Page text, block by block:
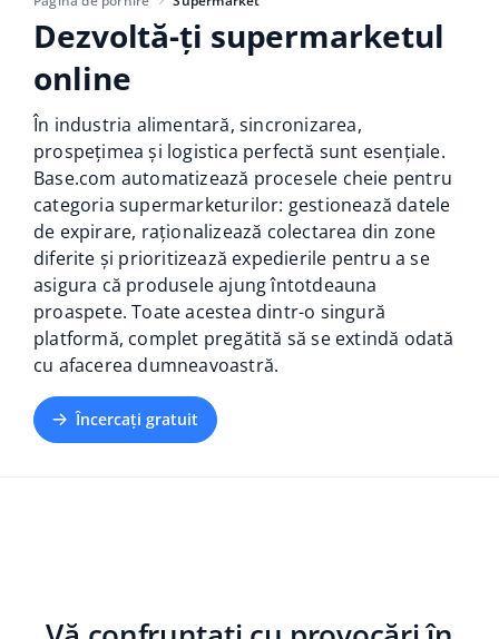
Managementul transporturilor
Automatizarea fluxului de lucru
AI pentru comerțul electronic
Casă și grădină
Produse pentru copii
Electronică
Piese auto
Supermarket
Sănătate și frumusețe
Modă
Blog
Servicii
Implementari de sistem
Auditul conturilor
Altele
Colaborare si parteneri
english (US)
english (GB)
english (IN)
čeština
deutsch
Ελληνικά
español (AR)
Français
Dezvoltă-ți supermarketul
online
În industria alimentară, sincronizarea,
prospețimea și logistica perfectă sunt esențiale.
Base.com automatizează procesele cheie pentru
categoria supermarketurilor: gestionează datele
de expirare, raționalizează colectarea din zone
diferite și prioritizează expedierile pentru a se
asigura că produsele ajung întotdeauna
proaspete. Toate acestea dintr-o singură
platformă, complet pregătită să se extindă odată
cu afacerea dumneavoastră.
Încercați gratuit